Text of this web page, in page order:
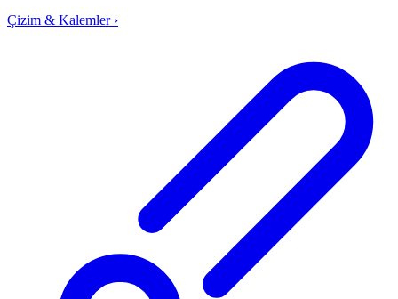
Çizim & Kalemler ›